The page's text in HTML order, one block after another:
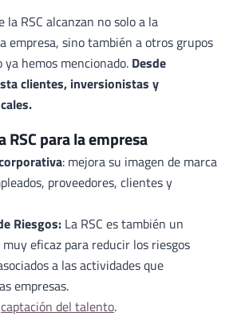
la RSC alcanzan no solo a la
empresa, sino también a otros grupos
hemos mencionado. Desde
clientes, inversionistas y
RSC para la empresa
: mejora su imagen de marca
proveedores, clientes y
Riesgos: La RSC es también un
eficaz para reducir los riesgos
a las actividades que
empresas.
captación del talento.